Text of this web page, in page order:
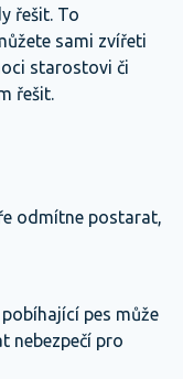
řešit. To
sami zvířeti
starostovi či
řešit.
odmítne postarat,
pes může
nebezpečí pro